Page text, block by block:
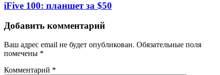
iFive 100: планшет за $50
Добавить комментарий
Ваш адрес email не будет опубликован. Обязательные поля
помечены *
Комментарий *